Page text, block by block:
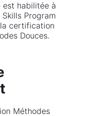
est habilitée à
Program
certification
Douces.
Méthodes